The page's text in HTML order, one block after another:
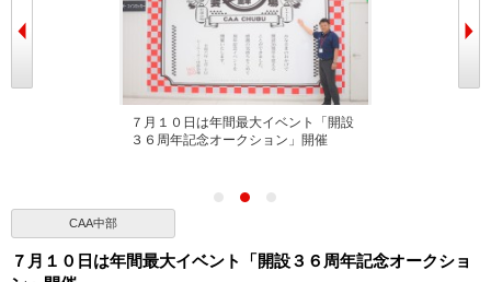
７月１０日は年間最大イベント「開設
３６周年記念オークション」開催
CAA中部
７月１０日は年間最大イベント「開設３６周年記念オークショ